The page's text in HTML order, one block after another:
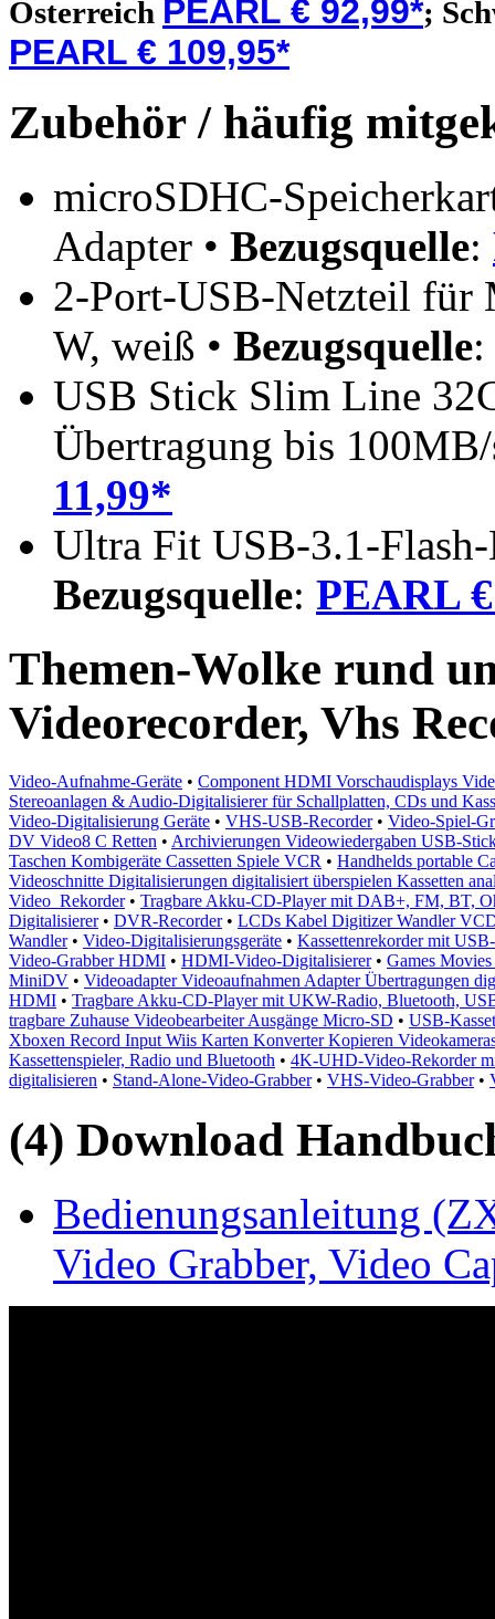
Österreich PEARL € 92,99*;
PEARL € 109,95*
Zubehör / häufig
microSDHC-
Adapter • Bezugsquelle:
2-Port-USB-Netzteil für
W, weiß • Bezugsquelle:
USB Stick Slim Line
Übertragung bis
11,99*
Ultra Fit USB-3.1-
Bezugsquelle: PEARL
Themen-Wolke rund
Videorecorder, Vhs
Video-Aufnahme-Geräte • Component HDMI Vorschaudisplays
Stereoanlagen & Audio-Digitalisierer für Schallplatten, CDs und
Video-Digitalisierung Geräte • VHS-USB-Recorder• Video-Spiel-
DV Video8 C Retten • Archivierungen Videowiedergaben USB-
Taschen Kombigeräte Cassetten Spiele VCR • Handhelds portable
Videoschnitte Digitalisierungen digitalisiert überspielen Kassetten
Video_Rekorder• Tragbare Akku-CD-Player mit DAB+, FM, BT,
Digitalisierer• DVR-Recorder• LCDs Kabel Digitizer Wandler
Wandler• Video-Digitalisierungsgeräte • Kassettenrekorder mit
Video-Grabber HDMI • HDMI-Video-Digitalisierer• Games
MiniDV • Videoadapter Videoaufnahmen Adapter Übertragungen
HDMI • Tragbare Akku-CD-Player mit UKW-Radio, Bluetooth,
tragbare Zuhause Videobearbeiter Ausgänge Micro-SD • USB-
Xboxen Record Input Wiis Karten Konverter Kopieren
Kassettenspieler, Radio und Bluetooth • 4K-UHD-Video-Rekorder
digitalisieren • Stand-Alone-Video-Grabber• VHS-Video-Grabber•
(4) Download
Bedienungsanleitung
Video Grabber, Video